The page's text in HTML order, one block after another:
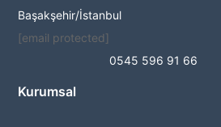
Başakşehir/İstanbul
[email protected]
0545 596 91 66
Kurumsal